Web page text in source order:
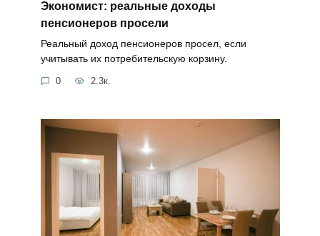
Экономист: реальные доходы
пенсионеров просели
Реальный доход пенсионеров просел, если
учитывать их потребительскую корзину.
0 2.3к.